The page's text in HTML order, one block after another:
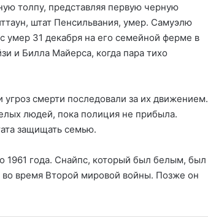
толпу, представляя первую черную
штат Пенсильвания, умер. Самуэлю
умер 31 декабря на его семейной ферме в
и Билла Майерса, когда пара тихо
смерти последовали за их движением.
людей, пока полиция не прибыла.
защищать семью.
1961 года. Снайпс, который был белым, был
во время Второй мировой войны. Позже он
Удивительные факты о Флориде